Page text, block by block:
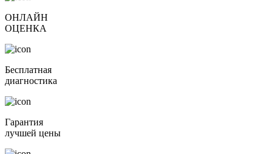
ОНЛАЙН
ОЦЕНКА
Бесплатная
диагностика
Гарантия
лучшей цены